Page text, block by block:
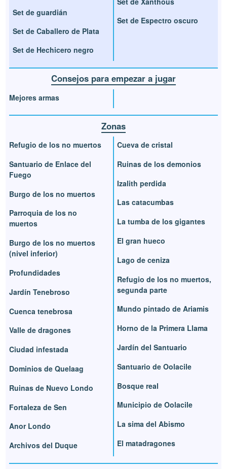
Set de guardián
Set de Caballero de Plata
Set de Hechicero negro
Set de Espectro oscuro
Consejos para empezar a jugar
Mejores armas
Zonas
Refugio de los no muertos
Santuario de Enlace del
Fuego
Burgo de los no muertos
Parroquia de los no
muertos
Burgo de los no muertos
(nivel inferior)
Profundidades
Jardín Tenebroso
Cuenca tenebrosa
Valle de dragones
Ciudad infestada
Dominios de Quelaag
Ruinas de Nuevo Londo
Fortaleza de Sen
Anor Londo
Archivos del Duque
Cueva de cristal
Ruinas de los demonios
Izalith perdida
Las catacumbas
La tumba de los gigantes
El gran hueco
Lago de ceniza
Refugio de los no muertos,
segunda parte
Mundo pintado de Ariamis
Horno de la Primera Llama
Jardín del Santuario
Santuario de Oolacile
Bosque real
Municipio de Oolacile
La sima del Abismo
El matadragones